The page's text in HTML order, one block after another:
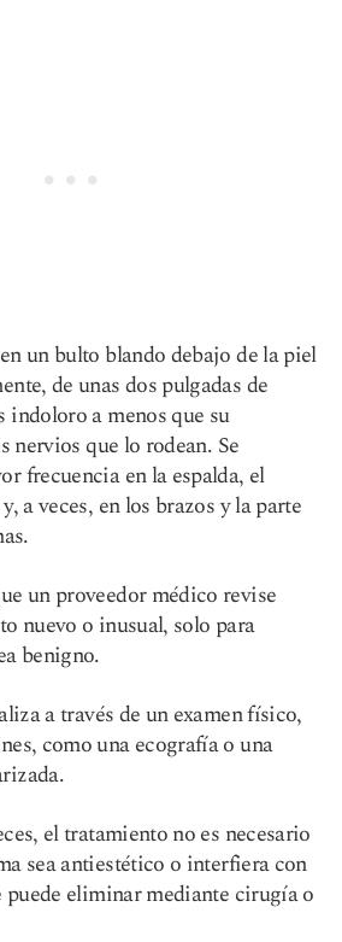
un bulto blando debajo de la piel
de unas dos pulgadas de
indoloro a menos que su
que lo rodean. Se
frecuencia en la espalda, el
a veces, en los brazos y la parte
un proveedor médico revise
nuevo o inusual, solo para
benigno.
a través de un examen físico,
como una ecografía o una
el tratamiento no es necesario
sea antiestético o interfiera con
puede eliminar mediante cirugía o